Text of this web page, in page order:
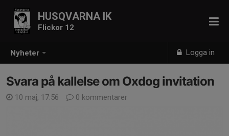
Nyheter Logga in
HUSQVARNA IK
Flickor 12
Svara på kallelse om Oxdog invitation
10 maj, 17:56 0 kommentarer